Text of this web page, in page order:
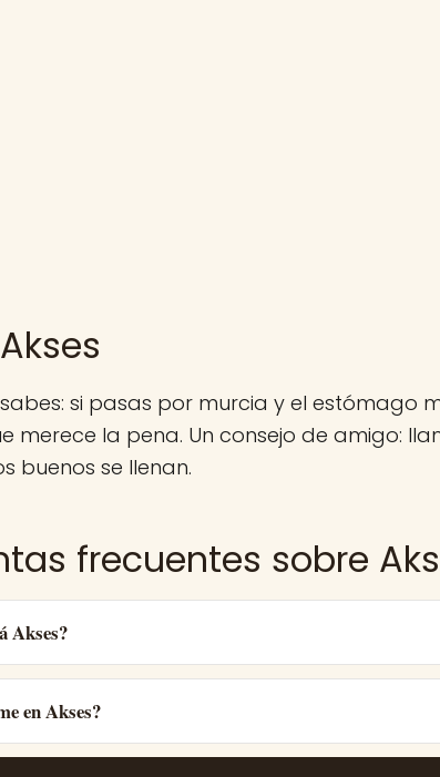
si pasas por murcia y el estómago
merece la pena. Un consejo de amigo:
buenos se llenan.
frecuentes sobre
Akses?
en Akses?